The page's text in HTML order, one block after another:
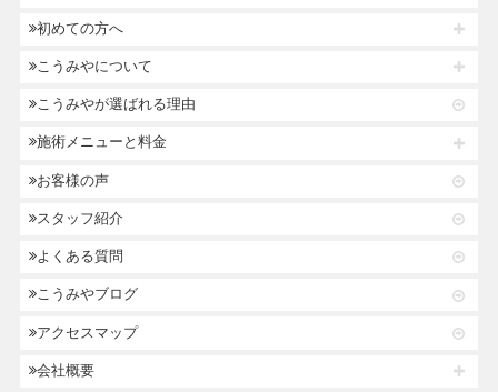
初めての方へ
こうみやについて
こうみやが選ばれる理由
施術メニューと料金
お客様の声
スタッフ紹介
よくある質問
こうみやブログ
アクセスマップ
会社概要